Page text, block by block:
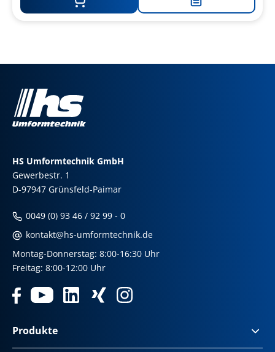
Zur
hinzufügen
HS Umformtechnik GmbH
Gewerbestr. 1
D-97947 Grünsfeld-Paimar
0049 (0) 93 46 / 92 99 - 0
kontakt@hs-umformtechnik.de
Montag-Donnerstag: 8:00-16:30 Uhr
Freitag: 8:00-12:00 Uhr
Produkte